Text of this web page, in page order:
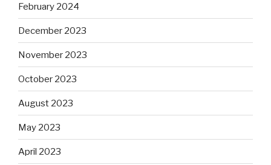
February 2024
December 2023
November 2023
October 2023
August 2023
May 2023
April 2023